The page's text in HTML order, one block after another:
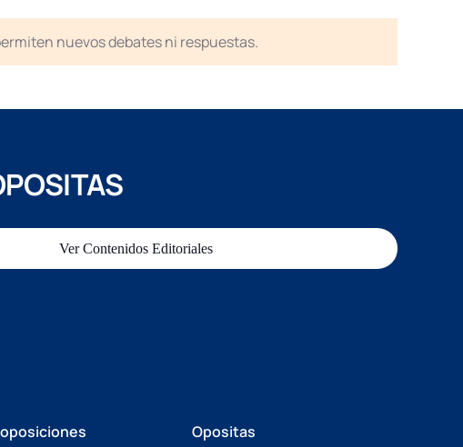
nuevos debates ni respuestas.
Ver Contenidos Editoriales
Opositas